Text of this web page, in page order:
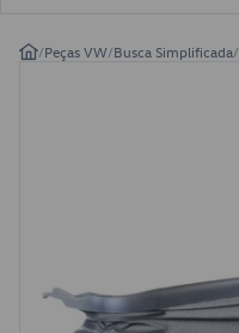
/Peças VW/Busca Simplificada/